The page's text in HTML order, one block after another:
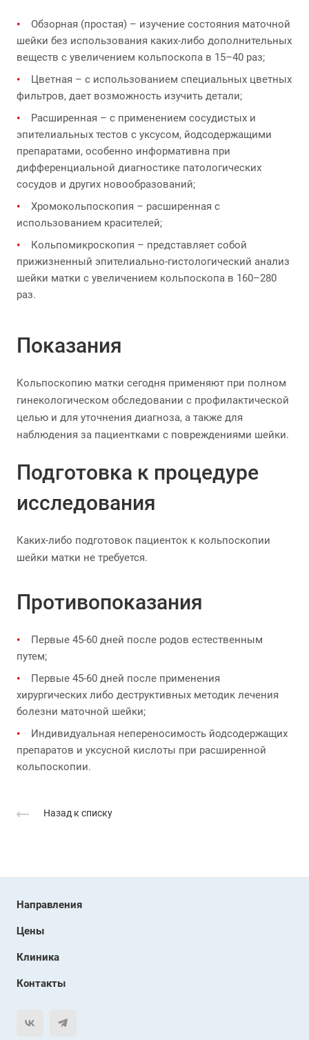
Обзорная (простая) – изучение состояния маточной
шейки без использования каких-либо дополнительных
веществ с увеличением кольпоскопа в 15–40 раз;
Цветная – с использованием специальных цветных
фильтров, дает возможность изучить детали;
Расширенная – с применением сосудистых и
эпителиальных тестов с уксусом, йодсодержащими
препаратами, особенно информативна при
дифференциальной диагностике патологических
сосудов и других новообразований;
Хромокольпоскопия – расширенная с
использованием красителей;
Кольпомикроскопия – представляет собой
прижизненный эпителиально-гистологический анализ
шейки матки с увеличением кольпоскопа в 160–280
раз.
Показания
Кольпоскопию матки сегодня применяют при полном
гинекологическом обследовании с профилактической
целью и для уточнения диагноза, а также для
наблюдения за пациентками с повреждениями шейки.
Подготовка к процедуре
исследования
Каких-либо подготовок пациенток к кольпоскопии
шейки матки не требуется.
Противопоказания
Первые 45-60 дней после родов естественным
путем;
Первые 45-60 дней после применения
хирургических либо деструктивных методик лечения
болезни маточной шейки;
Индивидуальная непереносимость йодсодержащих
препаратов и уксусной кислоты при расширенной
кольпоскопии.
Назад к списку
Направления
Цены
Клиника
Контакты